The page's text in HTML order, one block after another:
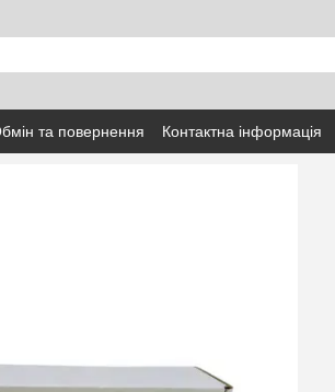
та повернення Контактна інформація